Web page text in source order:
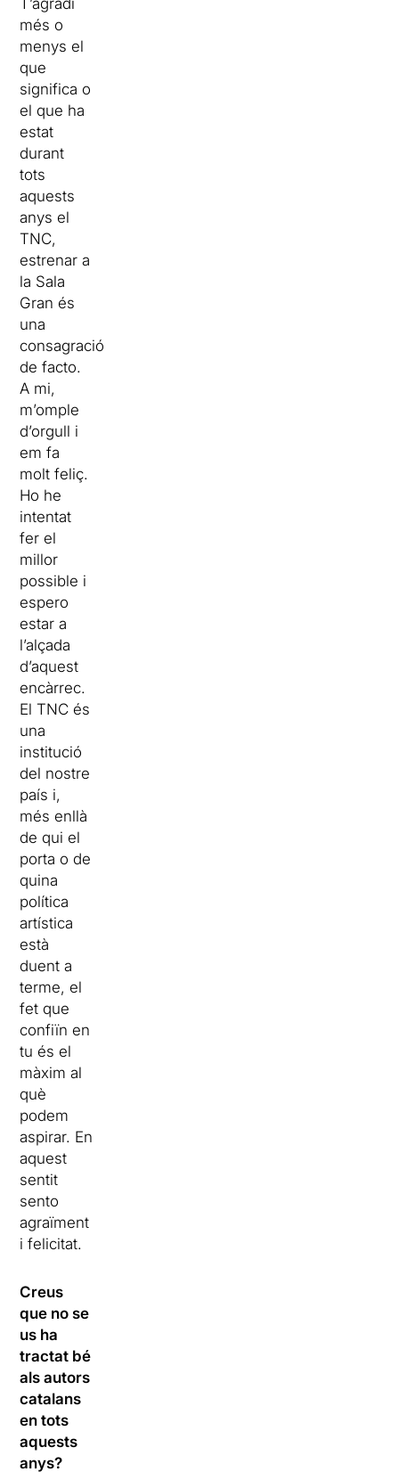
més o
menys el
que
significa o
el que ha
estat
durant
tots
aquests
anys el
TNC,
estrenar a
la Sala
Gran és
una
consagració
de facto.
A mi,
m’omple
d’orgull i
em fa
molt feliç.
Ho he
intentat
fer el
millor
possible i
espero
estar a
l’alçada
d’aquest
encàrrec.
El TNC és
una
institució
del nostre
país i,
més enllà
de qui el
porta o de
quina
política
artística
està
duent a
terme, el
fet que
confiïn en
tu és el
màxim al
què
podem
aspirar. En
aquest
sentit
sento
agraïment
i felicitat.
Creus
que no se
us ha
tractat bé
als autors
catalans
en tots
aquests
anys?